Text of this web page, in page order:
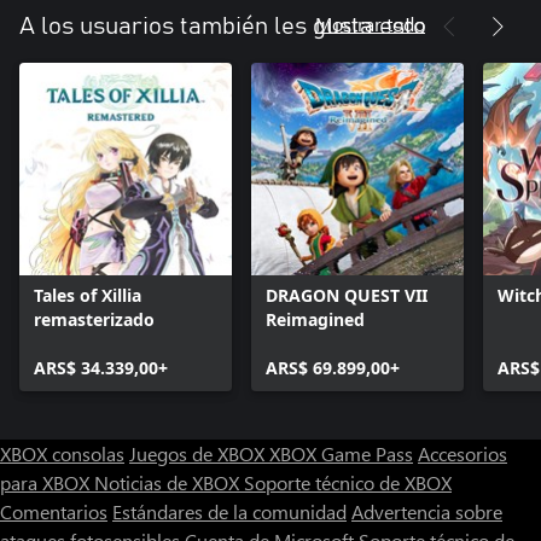
A los usuarios también les gusta esto
Mostrar todo
Tales of Xillia
remasterizado
ARS$ 34.339,00+
DRAGON QUEST VII
Reimagined
ARS$ 69.899,00+
XBOX consolas Juegos de XBOXXBOX Game Pass Accesorios
para XBOX Noticias de XBOX Soporte técnico de XBOX
Comentarios Estándares de la comunidad Advertencia sobre